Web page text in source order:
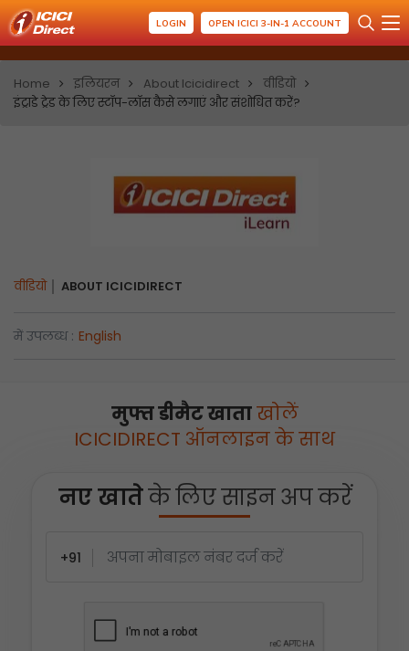
LOGIN OPEN ICICI 3-IN-1 ACCOUNT
Home इलियरन About Icicidirect
वीडियो
इंट्राडे ट्रेड के लिए स्टॉप-लॉस कैसे लगाएं और संशोधित करें?
वीडियो ABOUT ICICIDIRECT
में उपलब्ध : English
मुफ्त डीमैट खाताखोलें
ICICIDIRECT ऑनलाइन के साथ
नए खातेके लिए साइन अप करें
+91